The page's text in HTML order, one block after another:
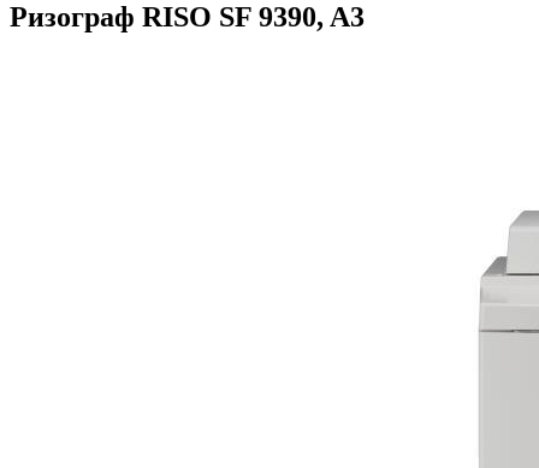
Ризограф RISO SF 9390, A3